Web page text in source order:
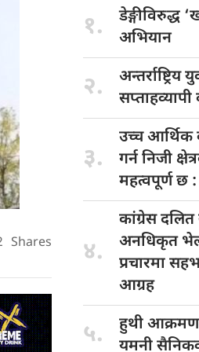
Shares
१. डेङ्गीविरुद्ध
अभियान
२. अन्तर्राष्ट्रिय
३.
उच्च आर्थिक
गर्न निजी
महत्वपूर्ण छ :
४.
कांग्रेस दलित
अनधिकृत
प्रचारमा
आग्रह
५. हुथी
यमनी